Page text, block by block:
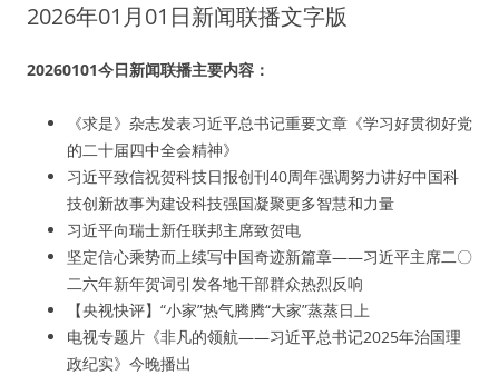
2026年01月01日新闻联播文字版
20260101今日新闻联播主要内容：
《求是》杂志发表习近平总书记重要文章《学习好贯彻好党
的二十届四中全会精神》
习近平致信祝贺科技日报创刊40周年强调努力讲好中国科
技创新故事为建设科技强国凝聚更多智慧和力量
习近平向瑞士新任联邦主席致贺电
坚定信心乘势而上续写中国奇迹新篇章——习近平主席二〇
二六年新年贺词引发各地干部群众热烈反响
【央视快评】“小家”热气腾腾“大家”蒸蒸日上
电视专题片《非凡的领航——习近平总书记2025年治国理
政纪实》今晚播出